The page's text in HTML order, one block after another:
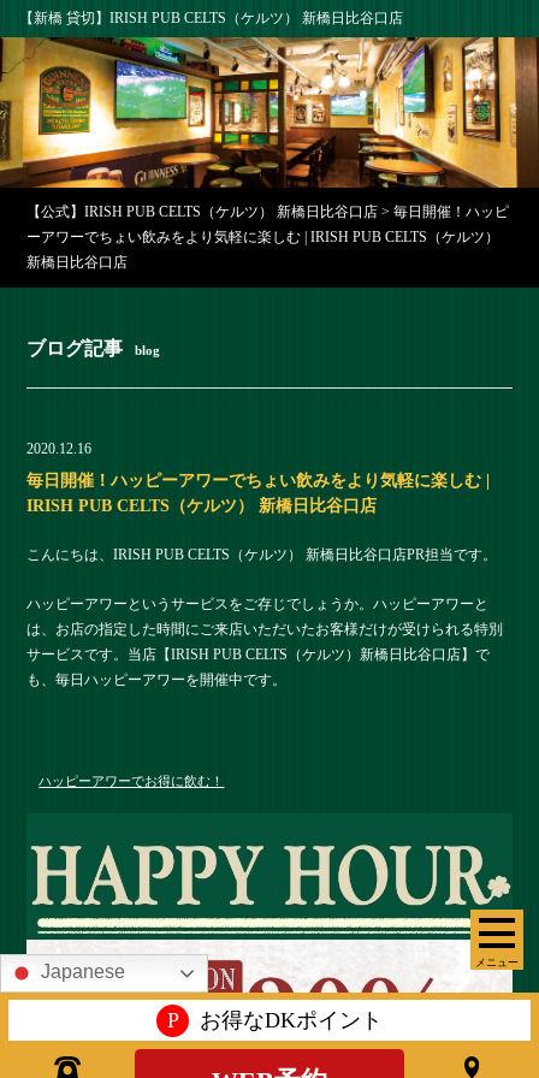
【新橋 貸切】IRISH PUB CELTS（ケルツ） 新橋日比谷口店
メニュー
【公式】IRISH PUB CELTS（ケルツ） 新橋日比谷口店 >毎日開催！ハッピ
ーアワーでちょい飲みをより気軽に楽しむ | IRISH PUB CELTS（ケルツ）
新橋日比谷口店
ブログ記事 blog
2020.12.16
毎日開催！ハッピーアワーでちょい飲みをより気軽に楽しむ |
IRISH PUB CELTS（ケルツ） 新橋日比谷口店
こんにちは、IRISH PUB CELTS（ケルツ） 新橋日比谷口店PR担当です。
ハッピーアワーというサービスをご存じでしょうか。ハッピーアワーと
は、お店の指定した時間にご来店いただいたお客様だけが受けられる特別
サービスです。当店【IRISH PUB CELTS（ケルツ）新橋日比谷口店】で
も、毎日ハッピーアワーを開催中です。
ハッピーアワーでお得に飲む！
Japanese
P お得なDKポイント